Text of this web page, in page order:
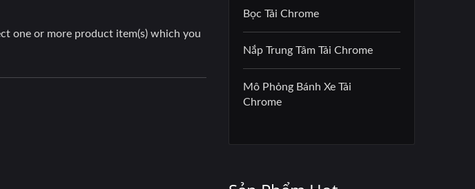
Bọc Tải Chrome
Nắp Trung Tâm Tải Chrome
Mô Phỏng Bánh Xe Tải
Chrome